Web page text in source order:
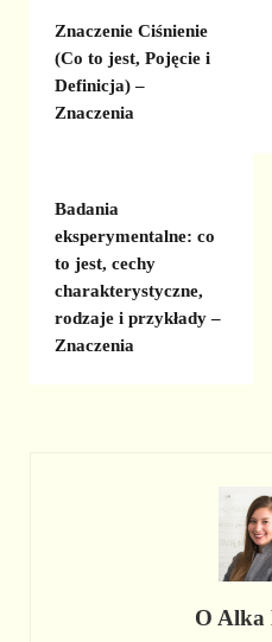
Znaczenie Ciśnienie
(Co to jest, Pojęcie i
Definicja) –
Znaczenia
Badania
eksperymentalne: co
to jest, cechy
charakterystyczne,
rodzaje i przykłady –
Znaczenia
OAlka